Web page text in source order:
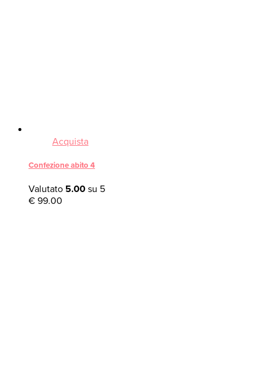
Acquista
Confezione abito 4
Valutato 5.00 su 5
€ 99.00